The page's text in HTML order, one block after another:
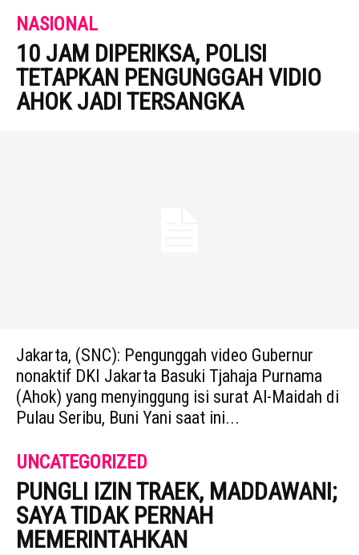
NASIONAL
10 JAM DIPERIKSA, POLISI
TETAPKAN PENGUNGGAH VIDIO
AHOK JADI TERSANGKA
Jakarta, (SNC): Pengunggah video Gubernur
nonaktif DKI Jakarta Basuki Tjahaja Purnama
(Ahok) yang menyinggung isi surat Al-Maidah di
Pulau Seribu, Buni Yani saat ini...
UNCATEGORIZED
PUNGLI IZIN TRAEK, MADDAWANI;
SAYA TIDAK PERNAH
MEMERINTAHKAN